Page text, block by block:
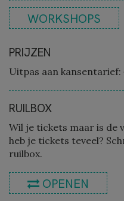
WORKSHOPS
PRIJZEN
Uitpas aan kansentarief:
RUILBOX
Wil je tickets maar is de
heb je tickets teveel?
ruilbox.
OPENEN